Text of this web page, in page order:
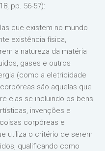
pp. 56-57):
que existem no mundo
existência física,
a natureza da matéria
gases e outros
(como a eletricidade
são aquelas que
elas se incluindo os bens
invenções e
corpóreas e
utiliza o critério de serem
qualificando como